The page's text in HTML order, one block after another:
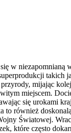
w
mijając
miejscem.
się urokami
to również
Światowej.
które często